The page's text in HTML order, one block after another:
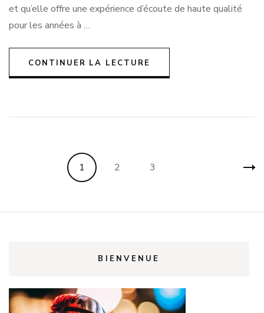
et qu’elle offre une expérience d’écoute de haute qualité
pour les années à …
CONTINUER LA LECTURE
PaginationPage
1 Page
2 Page
3
BIENVENUE